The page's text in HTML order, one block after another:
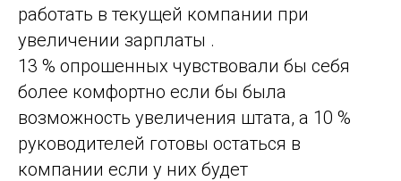
работать в текущей компании при
увеличении зарплаты .
13 % опрошенных чувствовали бы себя
более комфортно если бы была
возможность увеличения штата, а 10 %
руководителей готовы остаться в
компании если у них будет